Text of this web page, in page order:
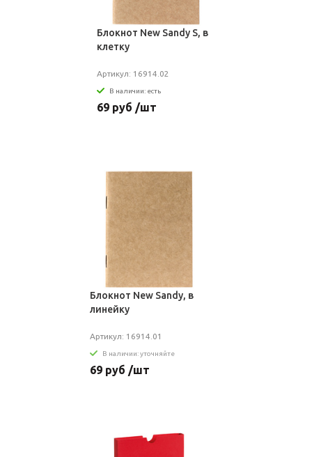
Блокнот New Sandy S, в
клетку
Артикул: 16914.02
В наличии: есть
69 руб /шт
Блокнот New Sandy, в
линейку
Артикул: 16914.01
В наличии: уточняйте
69 руб /шт